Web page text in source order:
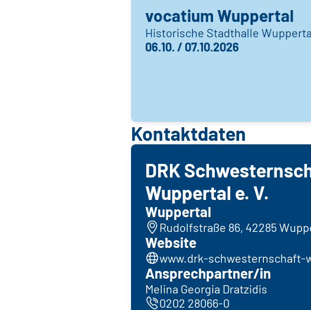
vocatium Wuppertal
Historische Stadthalle
06.10. / 07.10.2026
Kontaktdaten
DRK
Wuppertal e. V.
Wuppertal
Rudolfstraße 86, 42285
Website
www.drk-schwesternschaft-
Ansprechpartner/in
Melina Georgia Dratzidis
0202 28066-0